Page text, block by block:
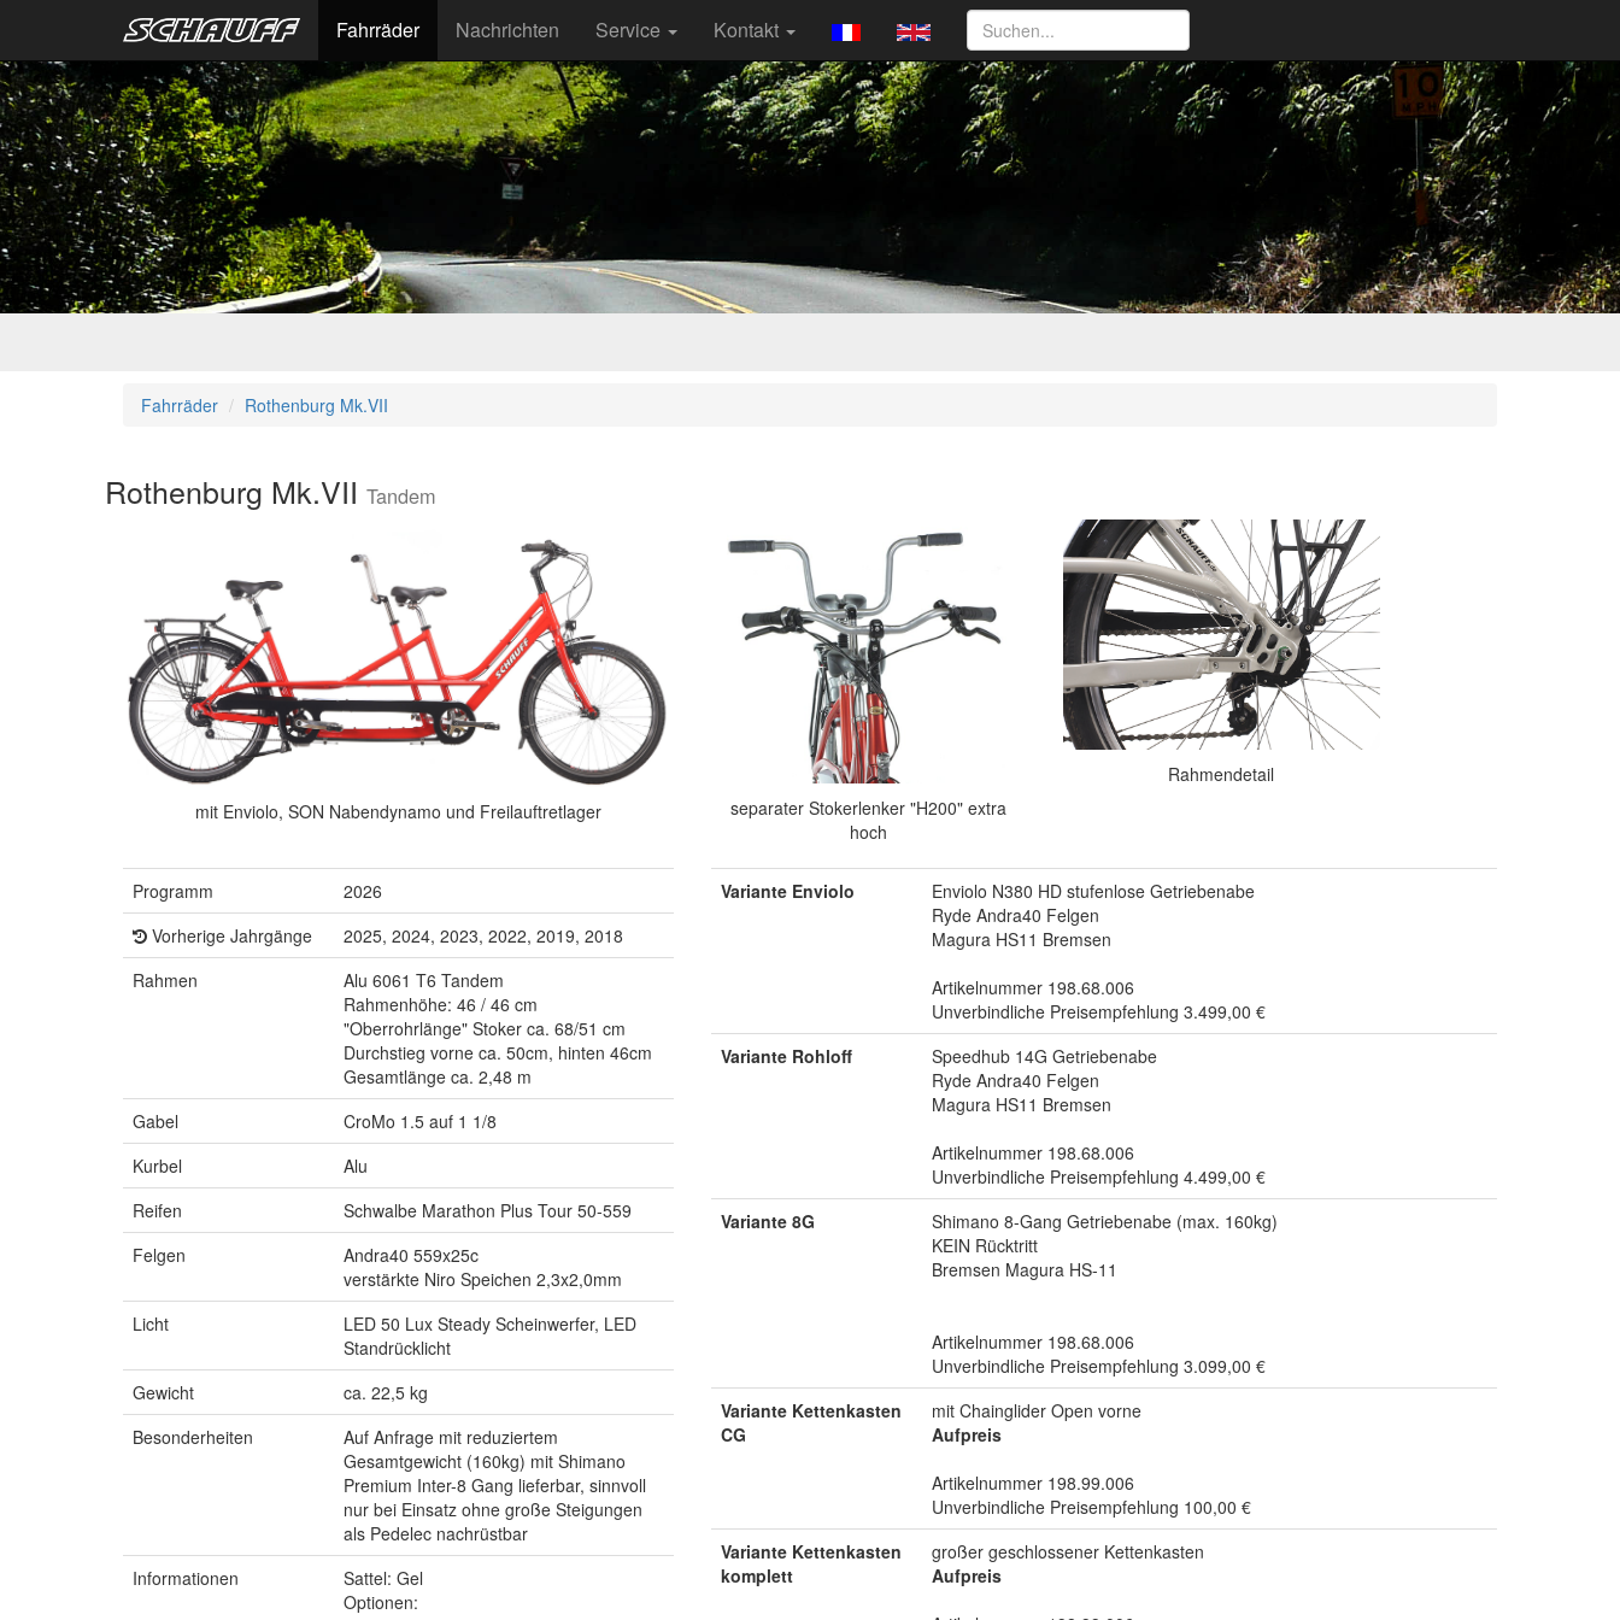
Fahrräder Nachrichten Service Kontakt
Fahrräder Rothenburg Mk.VII
Rothenburg Mk.VII Tandem
mit Enviolo, SON Nabendynamo und Freilauftretlager
separater Stokerlenker "H200" extra
hoch
Rahmendetail
Programm
2026
Vorherige Jahrgänge
2025, 2024, 2023, 2022, 2019, 2018
Rahmen
Alu 6061 T6 Tandem
Rahmenhöhe: 46 / 46 cm
"Oberrohrlänge" Stoker ca. 68/51 cm
Durchstieg vorne ca. 50cm, hinten 46cm
Gesamtlänge ca. 2,48 m
Gabel
CroMo 1.5 auf 1 1/8
Kurbel
Alu
Reifen
Schwalbe Marathon Plus Tour 50-559
Felgen
Andra40 559x25c
verstärkte Niro Speichen 2,3x2,0mm
Licht
LED 50 Lux Steady Scheinwerfer, LED
Standrücklicht
Gewicht
ca. 22,5 kg
Besonderheiten
Auf Anfrage mit reduziertem
Gesamtgewicht (160kg) mit Shimano
Premium Inter-8 Gang lieferbar, sinnvoll
nur bei Einsatz ohne große Steigungen
als Pedelec nachrüstbar
Informationen
Sattel: Gel
Optionen:
Variante Enviolo
Enviolo N380 HD stufenlose Getriebenabe
Ryde Andra40 Felgen
Magura HS11 Bremsen
Artikelnummer 198.68.006
Unverbindliche Preisempfehlung 3.499,00 €
Variante Rohloff
Speedhub 14G Getriebenabe
Ryde Andra40 Felgen
Magura HS11 Bremsen
Artikelnummer 198.68.006
Unverbindliche Preisempfehlung 4.499,00 €
Variante 8G
Shimano 8-Gang Getriebenabe (max. 160kg)
KEIN Rücktritt
Bremsen Magura HS-11
Artikelnummer 198.68.006
Unverbindliche Preisempfehlung 3.099,00 €
Variante Kettenkasten
CG
mit Chainglider Open vorne
Aufpreis
Artikelnummer 198.99.006
Unverbindliche Preisempfehlung 100,00 €
Variante Kettenkasten
komplett
großer geschlossener Kettenkasten
Aufpreis